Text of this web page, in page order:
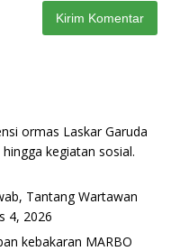
ormas Laskar Garuda
kegiatan sosial.
Tantang Wartawan
4, 2026
kebakaran MARBO